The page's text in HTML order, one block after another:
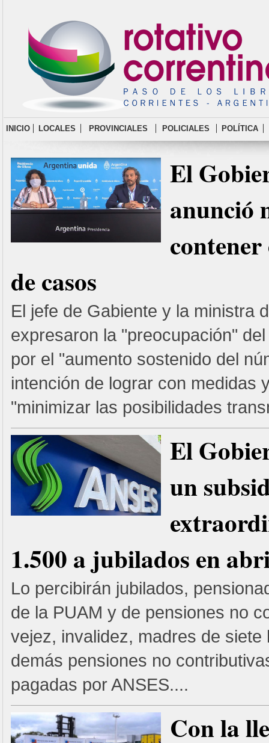
INICIO LOCALES PROVINCIALES POLICIALES POLÍTICA
El
anunció
de casos
El jefe de Gabiente y la ministra
expresaron la "preocupación"
por el "aumento sostenido del
intención de lograr con medidas
"minimizar las posibilidades
El
un
1.500 a jubilados en
Lo percibirán jubilados,
de la PUAM y de pensiones no
vejez, invalidez, madres de siete
demás pensiones no
pagadas por ANSES....
Con la